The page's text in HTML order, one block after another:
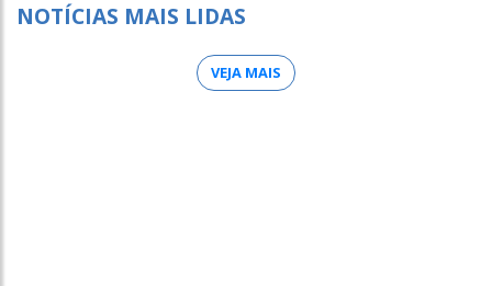
NOTÍCIAS MAIS LIDAS
VEJA MAIS